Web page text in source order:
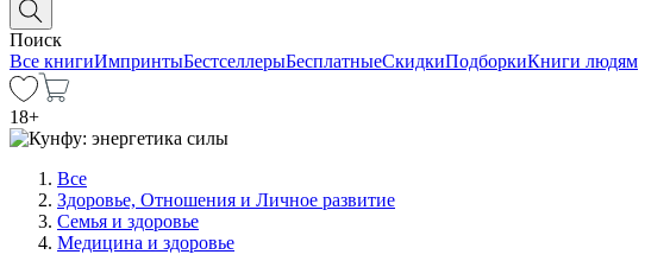
Поиск
Все книгиИмпринтыБестселлерыБесплатныеСкидкиПодборкиКниги людям
18+
Все
Здоровье, Отношения и Личное развитие
Семья и здоровье
Медицина и здоровье